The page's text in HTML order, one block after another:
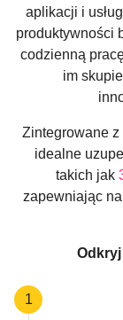
aplikacji i
produktywności
codzienną
im
Zintegrowane z
idealne
takich jak
zapewniając
1